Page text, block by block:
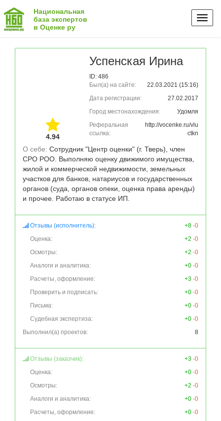
Национальная
база экспертов
в Оценке ру
4.94
Успенская Ирина
ID: 486
Был(а) на сайте:
22.03.2021 (15:16)
Дата регистрации:
27.02.2017
Город местонахождения:
Удомля
Реферальная
ссылка:
http://vocenke.ru/vlu
ctkn
О себе: Сотрудник "Центр оценки" (г. Тверь), член
СРО РОО. Выполняю оценку движимого имущества,
жилой и коммерческой недвижимости, земельных
участков для банков, натариусов и государственных
органов (суда, органов опеки, оценка права аренды)
и прочее. Работаю в статусе ИП.
Отзывы (исполнитель): +8 -0
Оценка:
+2 -0
Осмотры:
+2 -0
Аналоги и аналитика:
+0 -0
Расчеты, оформление:
+3 -0
Проверить и подписать:
+0 -0
Письма:
+0 -0
Судебная экспертиза:
+0 -0
Выполнил(а) проектов:
8
Отзывы (заказчик): +3 -0
Оценка:
+0 -0
Осмотры:
+2 -0
Аналоги и аналитика:
+0 -0
Расчеты, оформление:
+0 -0